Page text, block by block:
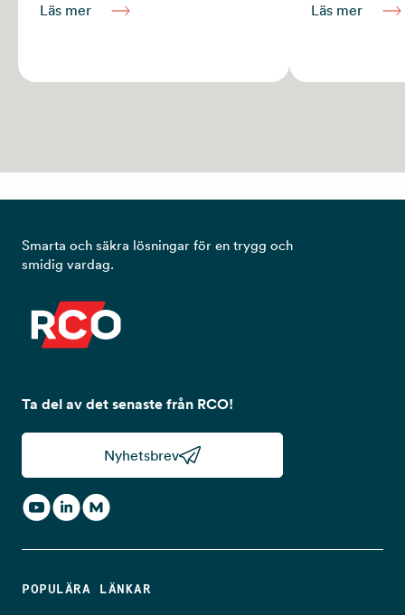
Läs mer Läs mer
Ta del av det senaste från RCO!
Nyhetsbrev
Smarta och säkra lösningar för en trygg och
smidig vardag.
POPULÄRA LÄNKAR